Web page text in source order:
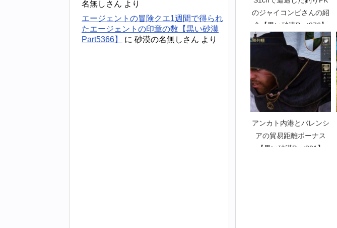
のジャイコンビさんの紹
介【黒い砂漠Part876】
アンカト内港とバレンシ
アの貿易距離ボーナス
【黒い砂漠Part301】
名無しさん より
エージェントの冒険クエ1週間で得られ
たエージェントの印章の数【黒い砂漠
Part5366】
に 砂漠の名無しさん より